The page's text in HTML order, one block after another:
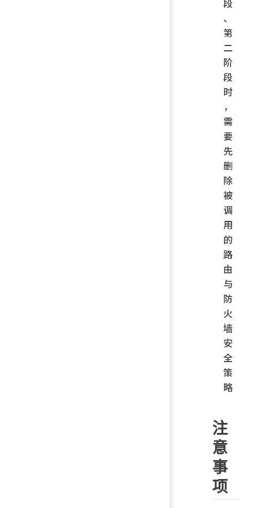
段
、
第
二
阶
段
时
，
需
要
先
删
除
被
调
用
的
路
由
与
防
火
墙
安
全
策
略
注
意
事
项